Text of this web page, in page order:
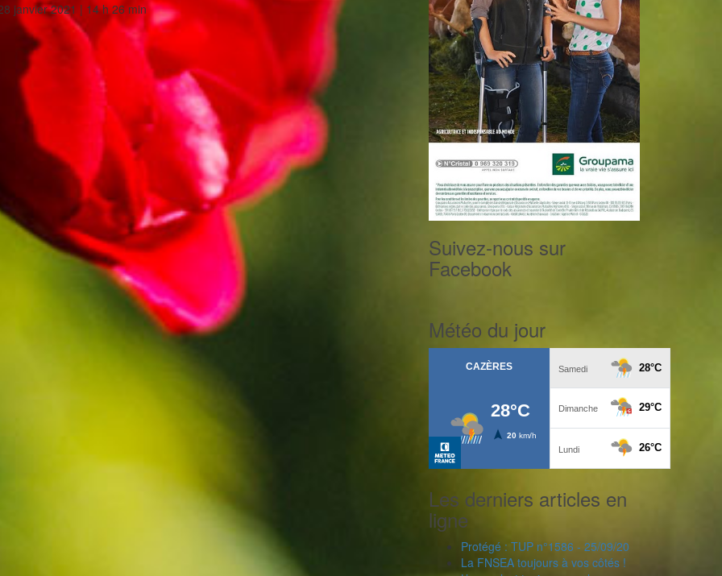
janvier 2021 | 14 h 26 min
Suivez-nous sur
Facebook
Météo du jour
Les derniers articles en
ligne
Protégé : TUP n°1586 - 25/09/20
La FNSEA toujours à vos côtés !